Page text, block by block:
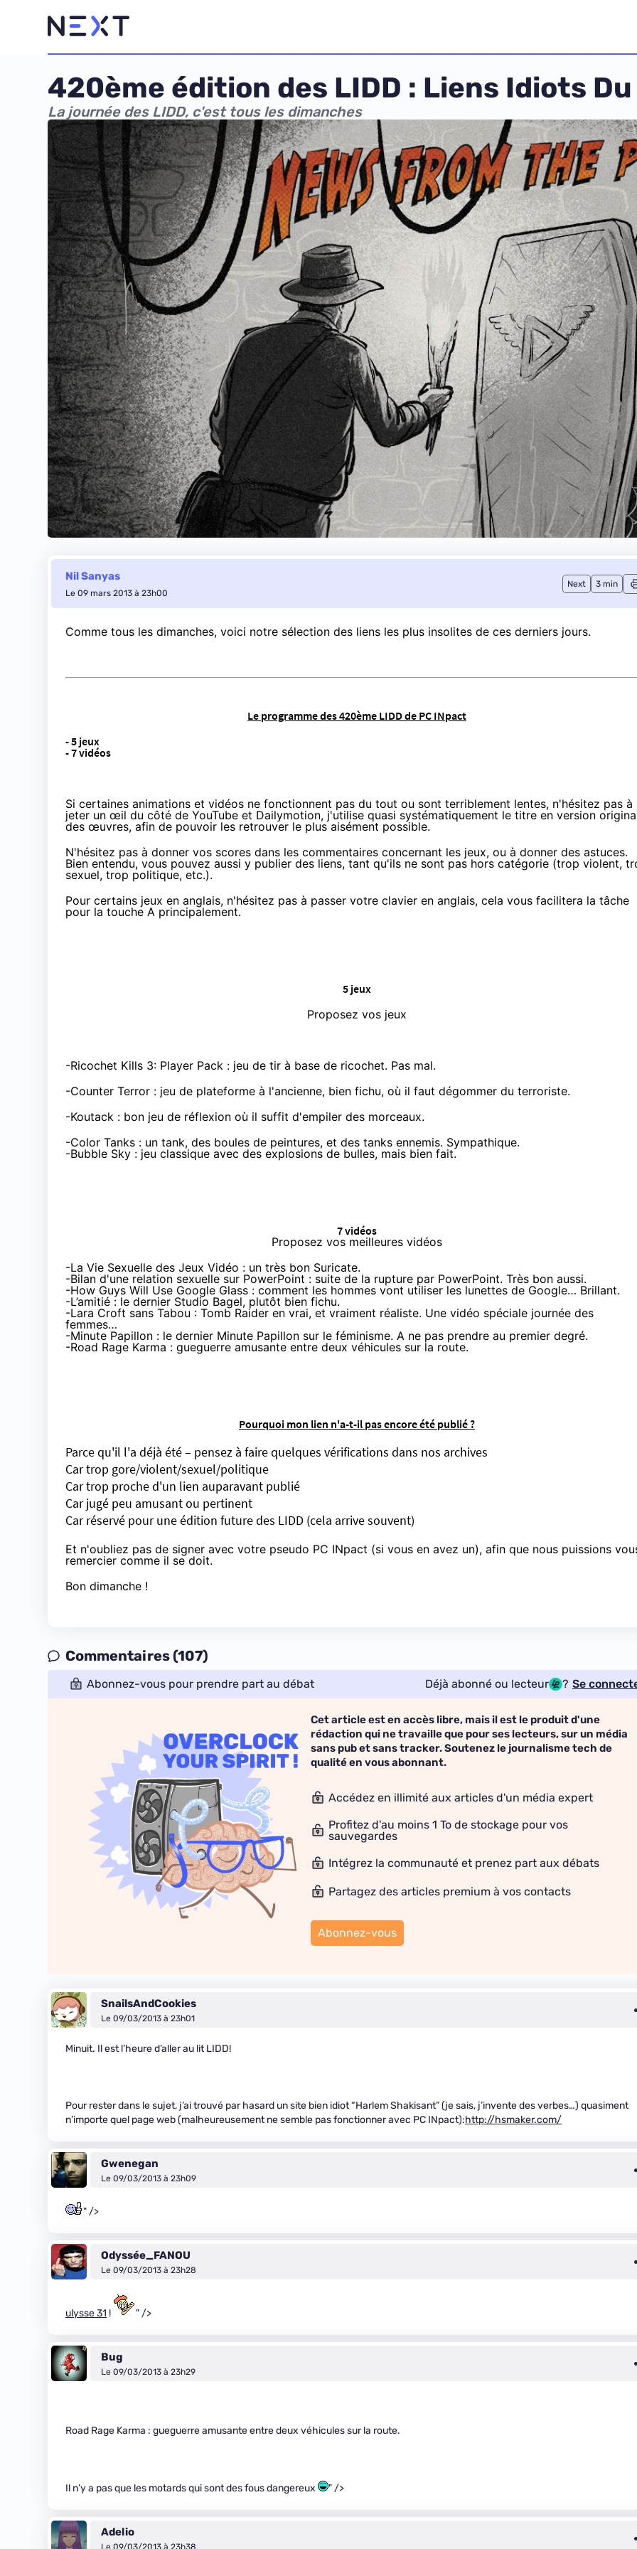
420ème édition des LIDD : Liens Idiots
La journée des LIDD, c'est tous les dimanches
Nil Sanyas
Le 09 mars 2013 à 23h00
Next 3 min
Comme tous les dimanches, voici notre sélection des liens les plus insolites de ces derniers jours.
Le programme des 420ème LIDD de PC INpact
- 5 jeux
- 7 vidéos
Si certaines animations et vidéos ne fonctionnent pas du tout ou sont terriblement lentes, n'hésitez pas à
jeter un œil du côté de YouTube et Dailymotion, j'utilise quasi systématiquement le titre en version
des œuvres, afin de pouvoir les retrouver le plus aisément possible.
N'hésitez pas à donner vos scores dans les commentaires concernant les jeux, ou à donner des astuces.
Bien entendu, vous pouvez aussi y publier des liens, tant qu'ils ne sont pas hors catégorie (trop violent,
sexuel, trop politique, etc.).
Pour certains jeux en anglais, n'hésitez pas à passer votre clavier en anglais, cela vous facilitera la tâche
pour la touche A principalement.
5 jeux
Proposez vos jeux
-Ricochet Kills 3: Player Pack : jeu de tir à base de ricochet. Pas mal.
-Counter Terror : jeu de plateforme à l'ancienne, bien fichu, où il faut dégommer du terroriste.
-Koutack : bon jeu de réflexion où il suffit d'empiler des morceaux.
-Color Tanks : un tank, des boules de peintures, et des tanks ennemis. Sympathique.
-Bubble Sky : jeu classique avec des explosions de bulles, mais bien fait.
7 vidéos
Proposez vos meilleures vidéos
-La Vie Sexuelle des Jeux Vidéo : un très bon Suricate.
-Bilan d'une relation sexuelle sur PowerPoint : suite de la rupture par PowerPoint. Très bon aussi.
-How Guys Will Use Google Glass : comment les hommes vont utiliser les lunettes de Google… Brillant.
-L’amitié : le dernier Studio Bagel, plutôt bien fichu.
-Lara Croft sans Tabou : Tomb Raider en vrai, et vraiment réaliste. Une vidéo spéciale journée des
femmes…
-Minute Papillon : le dernier Minute Papillon sur le féminisme. A ne pas prendre au premier degré.
-Road Rage Karma : gueguerre amusante entre deux véhicules sur la route.
Pourquoi mon lien n'a-t-il pas encore été publié ?
Parce qu'il l'a déjà été – pensez à faire quelques vérifications dans nos archives
Car trop gore/violent/sexuel/politique
Car trop proche d'un lien auparavant publié
Car jugé peu amusant ou pertinent
Car réservé pour une édition future des LIDD (cela arrive souvent)
Et n'oubliez pas de signer avec votre pseudo PC INpact (si vous en avez un), afin que nous puissions
remercier comme il se doit.
Bon dimanche !
Commentaires (107)
Abonnez-vous pour prendre part au débat Déjà abonné ou lecteur ? Se
Cet article est en accès libre, mais il est le produit d'une
rédaction qui ne travaille que pour ses lecteurs, sur un média
sans pub et sans tracker. Soutenez le journalisme tech de
qualité en vous abonnant.
Accédez en illimité aux articles d'un média expert
Profitez d'au moins 1 To de stockage pour vos
sauvegardes
Intégrez la communauté et prenez part aux débats
Partagez des articles premium à vos contacts
Abonnez-vous
SnailsAndCookies
Le 09/03/2013 à 23h01
Minuit. Il est l’heure d’aller au lit LIDD!
Pour rester dans le sujet, j’ai trouvé par hasard un site bien idiot “Harlem Shakisant” (je sais, j’invente des verbes…) quasiment
n’importe quel page web (malheureusement ne semble pas fonctionner avec PC INpact):http://hsmaker.com/
Gwenegan
Le 09/03/2013 à 23h09
" />
Odyssée_FANOU
Le 09/03/2013 à 23h28
ulysse 31 ! " />
Bug
Le 09/03/2013 à 23h29
Road Rage Karma : gueguerre amusante entre deux véhicules sur la route.
Il n’y a pas que les motards qui sont des fous dangereux " />
Adelio
Le 09/03/2013 à 23h38